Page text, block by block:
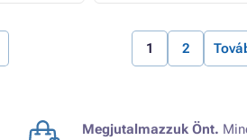
1 2
Megjutalmazzuk Önt.